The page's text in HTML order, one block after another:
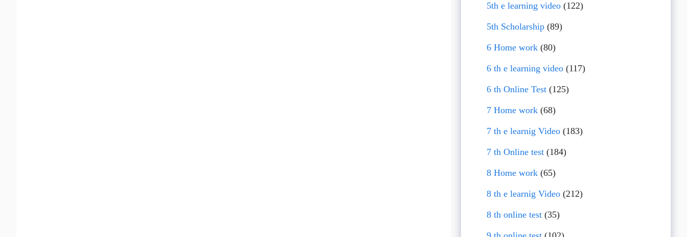
5th e learning video(122)
5th Scholarship(89)
6 Home work(80)
6 th e learning video(117)
6 th Online Test(125)
7 Home work(68)
7 th e learnig Video(183)
7 th Online test(184)
8 Home work(65)
8 th e learnig Video(212)
8 th online test(35)